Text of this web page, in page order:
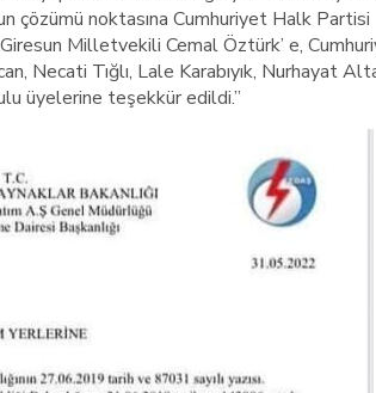
çözümü noktasına Cumhuriyet Halk Partisi
Milletvekili Cemal Öztürk’ e,
Necati Tığlı, Lale Karabıyık, Nurhayat
üyelerine teşekkür edildi.”